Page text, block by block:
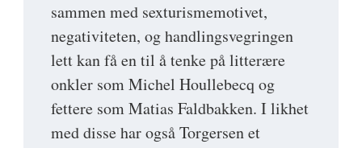
sammen med sexturismemotivet,
negativiteten, og handlingsvegringen
lett kan få en til å tenke på litterære
onkler som Michel Houllebecq og
fettere som Matias Faldbakken. I likhet
med disse har også Torgersen et